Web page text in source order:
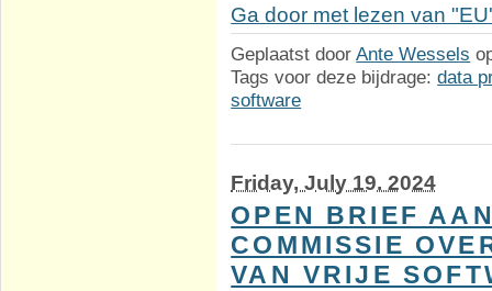
Ga door met lezen van
Geplaatst doorAnte Wessels
Tags voor deze bijdrage:data
software
Friday, July 19. 2024
OPEN BRIEF
COMMISSIE
VAN VRIJE